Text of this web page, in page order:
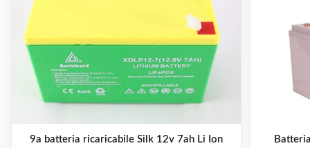
9a batteria ricaricabile Silk 12v 7ah Li Ion